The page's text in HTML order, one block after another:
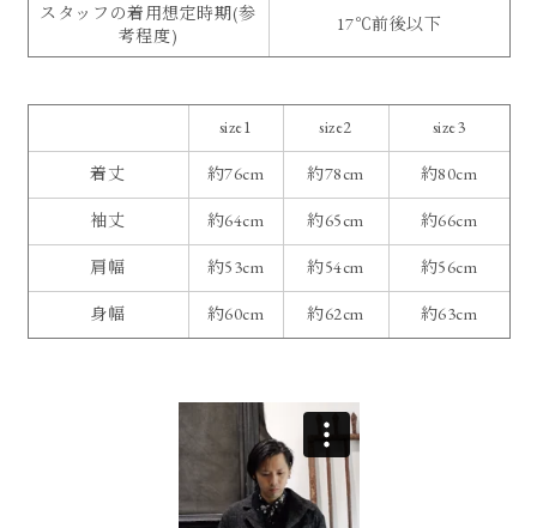
スタッフの着用想定時期(参
考程度)
17℃前後以下
size1 size2 size3
着丈 約76cm 約78cm 約80cm
袖丈 約64cm 約65cm 約66cm
肩幅 約53cm 約54cm 約56cm
身幅 約60cm 約62cm 約63cm